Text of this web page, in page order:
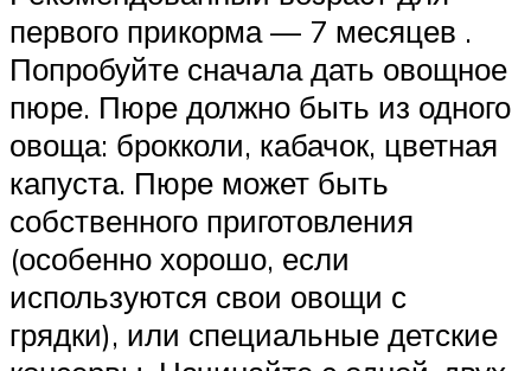
первого прикорма — 7 месяцев .
Попробуйте сначала дать овощное
пюре. Пюре должно быть из одного
овоща: брокколи, кабачок, цветная
капуста. Пюре может быть
собственного приготовления
(особенно хорошо, если
используются свои овощи с
грядки), или специальные детские